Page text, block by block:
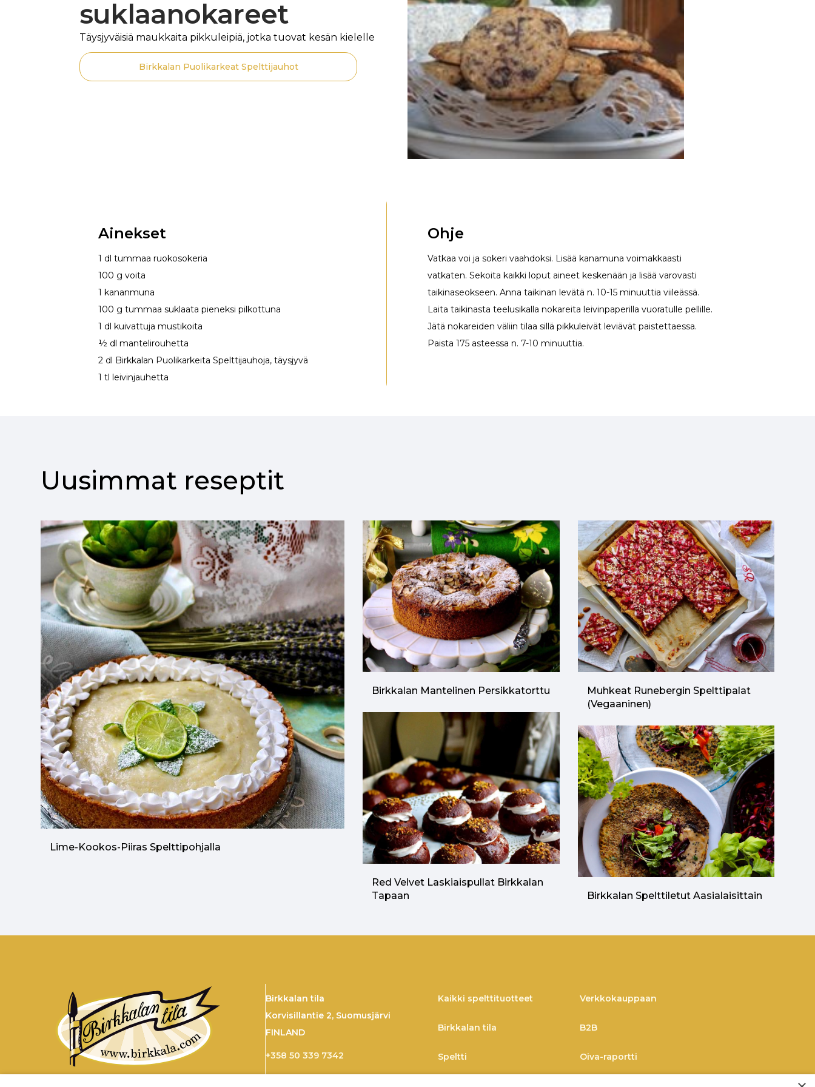
suklaanokareet
Täysjyväisiä maukkaita pikkuleipiä, jotka tuovat kesän kielelle
Birkkalan Puolikarkeat Spelttijauhot
Ainekset
1 dl tummaa ruokosokeria
100 g voita
1 kananmuna
100 g tummaa suklaata pieneksi pilkottuna
1 dl kuivattuja mustikoita
½ dl mantelirouhetta
2 dl Birkkalan Puolikarkeita Spelttijauhoja, täysjyvä
1 tl leivinjauhetta
Ohje
Vatkaa voi ja sokeri vaahdoksi. Lisää kanamuna voimakkaasti
vatkaten. Sekoita kaikki loput aineet keskenään ja lisää varovasti
taikinaseokseen. Anna taikinan levätä n. 10-15 minuuttia viileässä.
Laita taikinasta teelusikalla nokareita leivinpaperilla vuoratulle pellille.
Jätä nokareiden väliin tilaa sillä pikkuleivät leviävät paistettaessa.
Paista 175 asteessa n. 7-10 minuuttia.
Uusimmat reseptit
Lime-Kookos-Piiras Spelttipohjalla
Birkkalan Mantelinen Persikkatorttu
Red Velvet Laskiaispullat Birkkalan
Tapaan
Muhkeat Runebergin Spelttipalat
(vegaaninen)
Birkkalan Spelttiletut Aasialaisittain
Birkkalan tila
Korvisillantie 2, Suomusjärvi
FINLAND
+358 50 339 7342
Kaikki spelttituotteet
Birkkalan tila
Speltti
Verkkokauppaan
B2B
Oiva-raportti